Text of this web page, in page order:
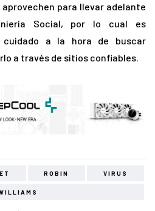
para llevar adelante
Social, por lo cual es
a la hora de buscar
a través de sitios confiables.
ROBIN VIRUS